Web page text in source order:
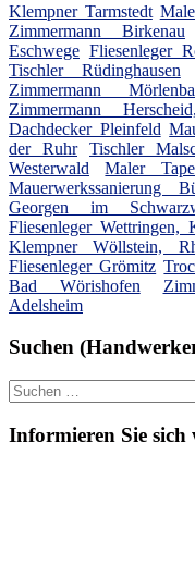
Klempner Tarmstedt
Zimmermann Birkenau
Eschwege Fliesenleger
Tischler Rüdinghausen
Zimmermann
Zimmermann
Dachdecker Pleinfeld
der Ruhr
Tischler
Westerwald
Maler
Mauerwerkssanierung
Georgen im
Fliesenleger Wettringen,
Klempner Wöllstein,
Fliesenleger Grömitz
Bad Wörishofen
Adelsheim
Suchen
Suche
nach:
Informieren Sie sich